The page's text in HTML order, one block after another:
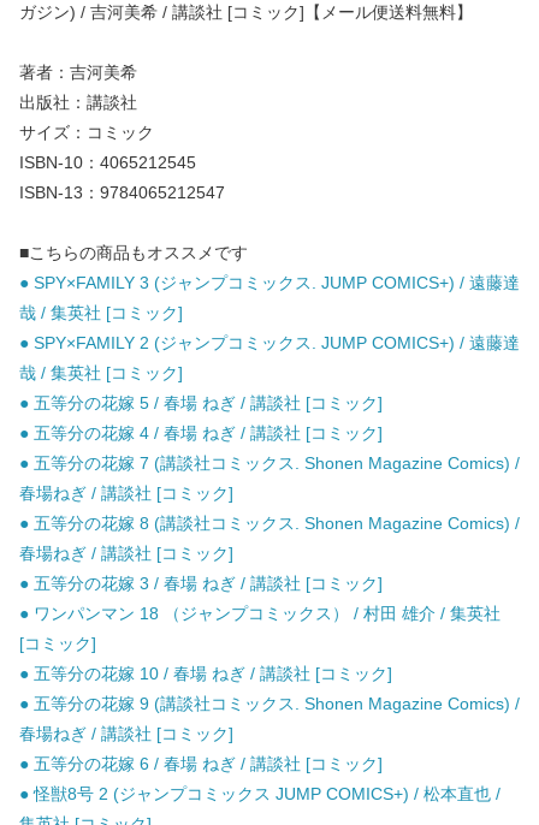
ガジン) / 吉河美希 / 講談社 [コミック]【メール便送料無料】
著者：吉河美希
出版社：講談社
サイズ：コミック
ISBN-10：4065212545
ISBN-13：9784065212547
■こちらの商品もオススメです
● SPY×FAMILY 3 (ジャンプコミックス. JUMP COMICS+) / 遠藤達
哉 / 集英社 [コミック]
● SPY×FAMILY 2 (ジャンプコミックス. JUMP COMICS+) / 遠藤達
哉 / 集英社 [コミック]
● 五等分の花嫁 5 / 春場 ねぎ / 講談社 [コミック]
● 五等分の花嫁 4 / 春場 ねぎ / 講談社 [コミック]
● 五等分の花嫁 7 (講談社コミックス. Shonen Magazine Comics) /
春場ねぎ / 講談社 [コミック]
● 五等分の花嫁 8 (講談社コミックス. Shonen Magazine Comics) /
春場ねぎ / 講談社 [コミック]
● 五等分の花嫁 3 / 春場 ねぎ / 講談社 [コミック]
● ワンパンマン 18 （ジャンプコミックス） / 村田 雄介 / 集英社
[コミック]
● 五等分の花嫁 10 / 春場 ねぎ / 講談社 [コミック]
● 五等分の花嫁 9 (講談社コミックス. Shonen Magazine Comics) /
春場ねぎ / 講談社 [コミック]
● 五等分の花嫁 6 / 春場 ねぎ / 講談社 [コミック]
● 怪獣8号 2 (ジャンプコミックス JUMP COMICS+) / 松本直也 /